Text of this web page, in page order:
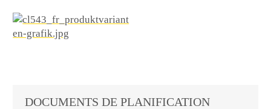
DOCUMENTS DE PLANIFICATION